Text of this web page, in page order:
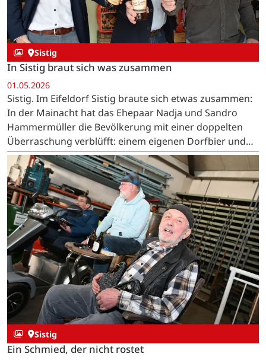
Sistig
In Sistig braut sich was zusammen
01.05.2026
Sistig. Im Eifeldorf Sistig braute sich etwas zusammen:
In der Mainacht hat das Ehepaar Nadja und Sandro
Hammermüller die Bevölkerung mit einer doppelten
Überraschung verblüfft: einem eigenen Dorfbier und
dem Sistiger Spezial-Likör »Tante Emma«. …
Sistig
Ein Schmied, der nicht rostet